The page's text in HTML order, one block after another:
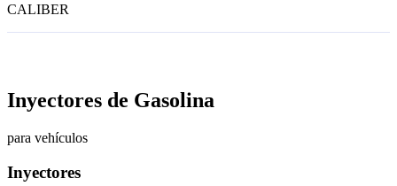
CALIBER
Inyectores de Gasolina
para vehículos
Inyectores